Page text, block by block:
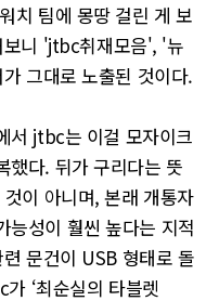
치 팀에 몽땅 걸린 게 보
보니 'jtbc취재모음', '뉴
그대로 노출된 것이다.
서 jtbc는 이걸 모자이크
했다. 뒤가 구리다는 뜻
이 아니며, 본래 개통자
능성이 훨씬 높다는 지적
문건이 USB 형태로 돌
‘최순실의 타블렛